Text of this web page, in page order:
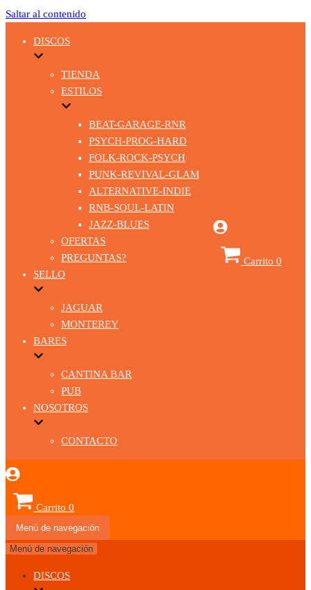
Saltar al contenido
DISCOS
TIENDA
ESTILOS
BEAT-GARAGE-RNR
PSYCH-PROG-HARD
FOLK-ROCK-PSYCH
PUNK-REVIVAL-GLAM
ALTERNATIVE-INDIE
RNB-SOUL-LATIN
JAZZ-BLUES
OFERTAS
PREGUNTAS?
SELLO
JAGUAR
MONTEREY
BARES
CANTINA BAR
PUB
NOSOTROS
CONTACTO
Carrito 0
Carrito 0
Menú de navegación
Menú de navegación
DISCOS